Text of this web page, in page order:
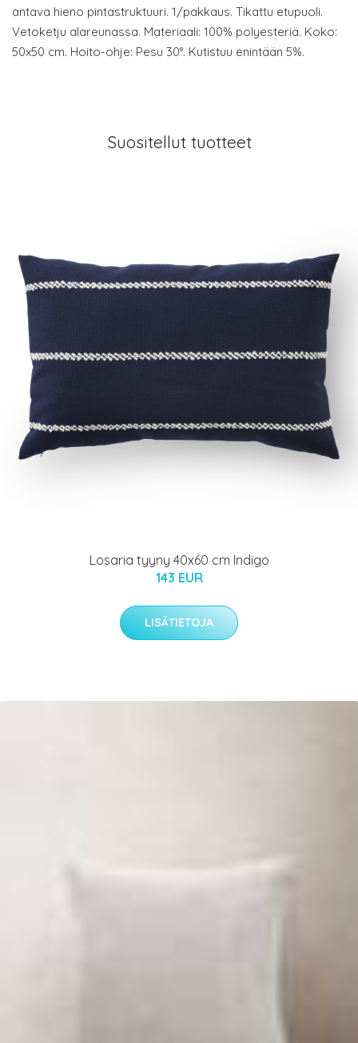
antava hieno pintastruktuuri. 1/pakkaus. Tikattu etupuoli.
Vetoketju alareunassa. Materiaali: 100% polyesteriä. Koko:
50x50 cm. Hoito-ohje: Pesu 30°. Kutistuu enintään 5%.
Suositellut tuotteet
Losaria tyyny 40x60 cm Indigo
143 EUR
LISÄTIETOJA